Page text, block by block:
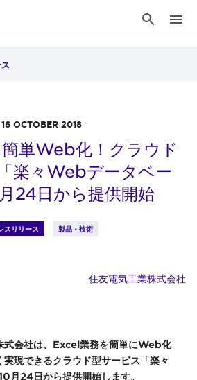
16 OCTOBER 2018
単Web化！クラウド
楽々Webデータベー
24日から提供開始
スリリース 製品・技術
住友電気工業株式会社
式会社は、Excel業務を簡単にWeb化
実現できるクラウド型サービス「楽々
月24日から提供開始します。